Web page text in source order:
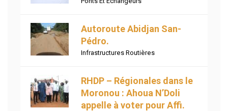
Autoroute Abidjan San-
Pédro.
Infrastructures Routières
RHDP – Régionales dans le
Moronou : Ahoua N’Doli
appelle à voter pour Affi.